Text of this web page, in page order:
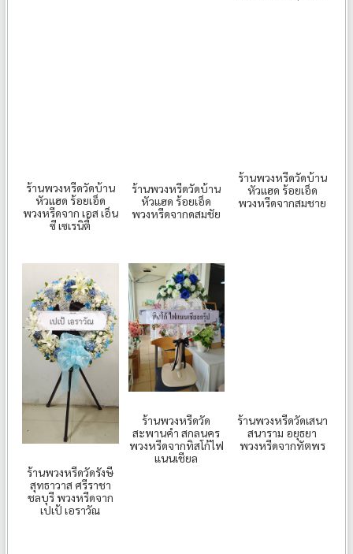
ร้านพวงหรีดวัดบ้าน
หัวแฮด ร้อยเอ็ด
พวงหรีดจาก เอส เอ็น
ซี เซเรนิตี้
ร้านพวงหรีดวัดบ้าน
หัวแฮด ร้อยเอ็ด
พวงหรีดจากดสมชัย
ร้านพวงหรีดวัดบ้าน
หัวแฮด ร้อยเอ็ด
พวงหรีดจากสมชาย
ร้านพวงหรีดวัดรังษี
สุทธาวาส ศรีราชา
ชลบุรี พวงหรีดจาก
เปเป้ เอราวัณ
ร้านพวงหรีดวัด
สะพานคำ สกลนคร
พวงหรีดจากทิสโก้ไฟ
แนนเชียล
ร้านพวงหรีดวัดเสนา
สนาราม อยุธยา
พวงหรีดจากทัตพร